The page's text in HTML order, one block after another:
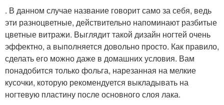
. В данном случае название говорит само за себя, ведь
эти разноцветные, действительно напоминают разбитые
цветные витражи. Выглядит такой дизайн ногтей очень
эффектно, а выполняется довольно просто. Как правило,
сделать его можно даже в домашних условия. Вам
понадобится только фольга, нарезанная на мелкие
кусочки, которую рекомендуется выкладывать на
ногтевую пластину после основного слоя лака.